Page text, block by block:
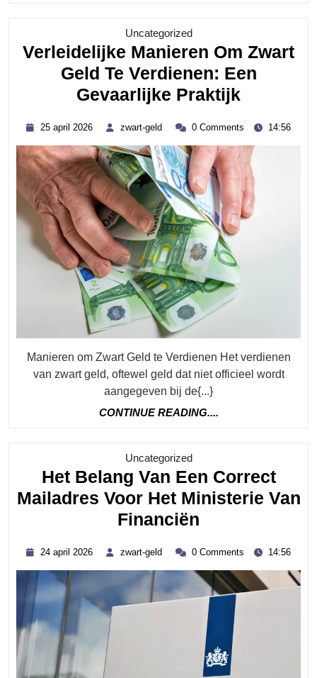
UncategorizedCategory
Verleidelijke Manieren Om Zwart
Geld Te Verdienen: Een
Gevaarlijke Praktijk
Om
Zwart
Geld
Te
25 april 2026
2026
zwart-geld
zwart- 0 Comments 14:56
Manieren om Zwart Geld te Verdienen Het verdienen
van zwart geld, oftewel geld dat niet officieel wordt
aangegeven bij de{...}
CONTINUE READING....
UncategorizedCategory
Het Belang Van Een Correct
Mailadres Voor Het Ministerie Van
Financiën
Van
Een
Correct
Mailadres
Voor
Het
24 april 2026 zwart-geld
zwart- 0 Comments 14:56